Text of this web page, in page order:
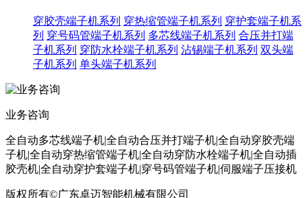
穿胶壳端子机系列 穿热缩管端子机系列 穿护套端子机系
列 穿号码管端子机系列 多芯线端子机系列 合压并打端
子机系列 穿防水栓端子机系列 沾锡端子机系列 双头端
子机系列 单头端子机系列
业务咨询
全自动多芯线端子机|全自动合压并打端子机|全自动穿胶壳端
子机|全自动穿热缩管端子机|全自动穿防水栓端子机|全自动插
胶壳机|全自动穿护套端子机|穿号码管端子机|伺服端子压接机
版权所有©广东卓迈智能机械有限公司